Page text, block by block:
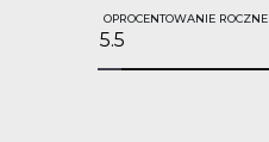
OPROCENTOWANIE ROCZNE